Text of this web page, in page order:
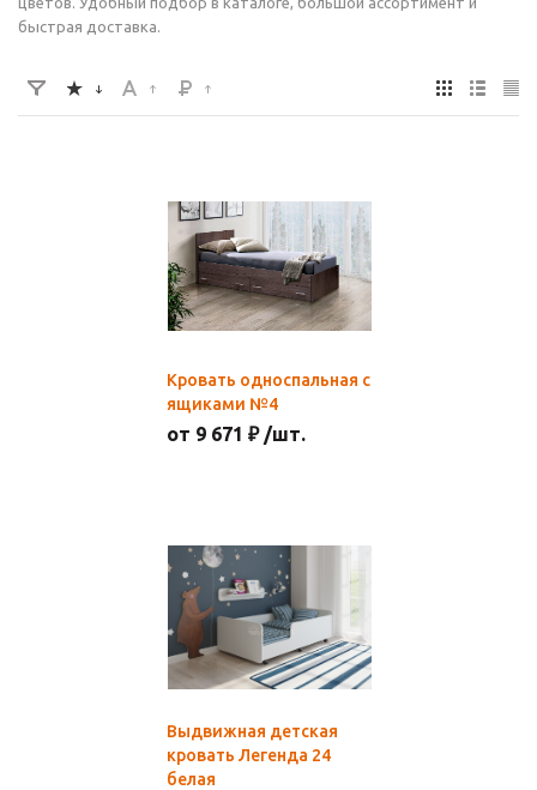
быстрая доставка.
Кровать односпальная с
ящиками №4
от 9 671 ₽ /шт.
Выдвижная детская
кровать Легенда 24
белая